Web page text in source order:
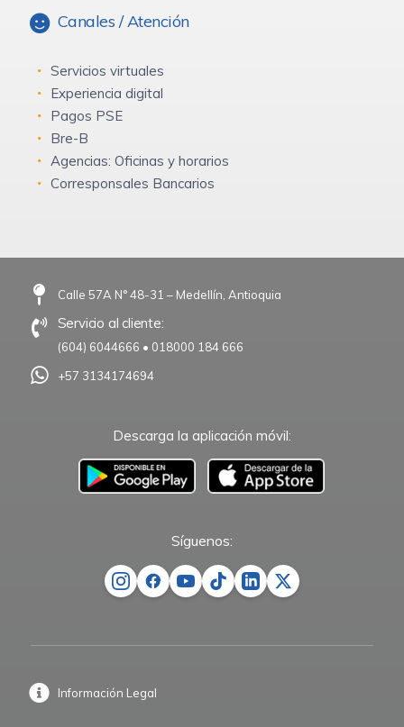
Canales / Atención
Servicios virtuales
Experiencia digital
Pagos PSE
Bre-B
Agencias: Oficinas y horarios
Corresponsales Bancarios
Calle 57A N° 48-31 – Medellín, Antioquia
Servicio al cliente:
(604) 6044666 • 018000 184 666
+57 3134174694
Descarga la aplicación móvil:
–
Síguenos:
Información Legal